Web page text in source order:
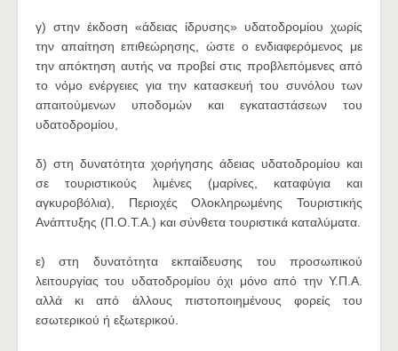
γ) στην έκδοση «άδειας ίδρυσης» υδατοδρομίου χωρίς
την απαίτηση επιθεώρησης, ώστε ο ενδιαφερόμενος με
την απόκτηση αυτής να προβεί στις προβλεπόμενες από
το νόμο ενέργειες για την κατασκευή του συνόλου των
απαιτούμενων υποδομών και εγκαταστάσεων του
υδατοδρομίου,
δ) στη δυνατότητα χορήγησης άδειας υδατοδρομίου και
σε τουριστικούς λιμένες (μαρίνες, καταφύγια και
αγκυροβόλια), Περιοχές Ολοκληρωμένης Τουριστικής
Ανάπτυξης (Π.Ο.Τ.Α.) και σύνθετα τουριστικά καταλύματα.
ε) στη δυνατότητα εκπαίδευσης του προσωπικού
λειτουργίας του υδατοδρομίου όχι μόνο από την Υ.Π.Α.
αλλά κι από άλλους πιστοποιημένους φορείς του
εσωτερικού ή εξωτερικού.